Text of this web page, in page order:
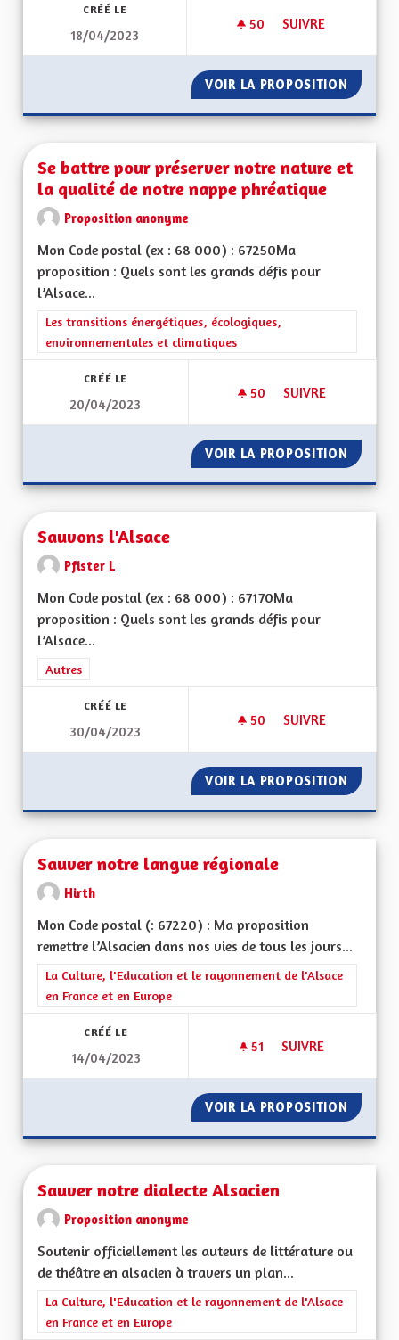
CRÉÉ LE
18/04/2023
50 50 ABONNÉS
SUIVRE
VOIR LA PROPOSITION
Se battre pour préserver notre nature et
la qualité de notre nappe phréatique
Proposition anonyme
Mon Code postal (ex : 68 000) : 67250Ma
proposition : Quels sont les grands défis pour
l’Alsace...
Filtrer les résultats de la catégorie : Les transitions
Les transitions énergétiques, écologiques,
environnementales et climatiques
CRÉÉ LE
20/04/2023
50 50 ABONNÉS
SUIVRE
VOIR LA PROPOSITION SE
Sauvons l'Alsace
Pfister L
Mon Code postal (ex : 68 000) : 67170Ma
proposition : Quels sont les grands défis pour
l’Alsace...
Filtrer les résultats de la catégorie : Autres
Autres
CRÉÉ LE
30/04/2023
50 50 ABONNÉS
SUIVRE
VOIR LA PROPOSITION
Sauver notre langue régionale
Hirth
Mon Code postal (: 67220) : Ma proposition
remettre l’Alsacien dans nos vies de tous les jours...
Filtrer les résultats de la catégorie : La Culture, l'Education et
La Culture, l'Education et le rayonnement de l'Alsace
en France et en Europe
CRÉÉ LE
14/04/2023
51 51 ABONNÉS
SUIVRE
VOIR LA PROPOSITION
Sauver notre dialecte Alsacien
Proposition anonyme
Soutenir officiellement les auteurs de littérature ou
de théâtre en alsacien à travers un plan...
Filtrer les résultats de la catégorie : La Culture, l'Education et
La Culture, l'Education et le rayonnement de l'Alsace
en France et en Europe